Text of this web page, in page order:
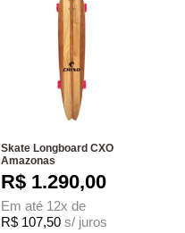
Skate Longboard CXO
Amazonas
R$ 1.290,00
Em até 12x de
R$ 107,50 s/ juros